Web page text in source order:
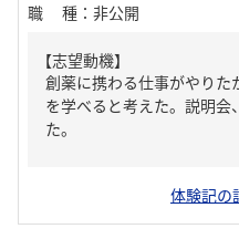
職種 ： 非公開
【志望動機】
創薬に携わる仕事がやり
を学べると考えた。説明会
た。
体験記の